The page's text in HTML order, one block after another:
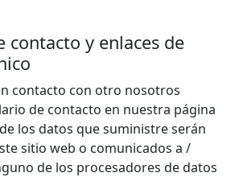
contacto y enlaces de
contacto con otro nosotros
de contacto en nuestra página
los datos que suministre serán
sitio web o comunicados a /
de los procesadores de datos